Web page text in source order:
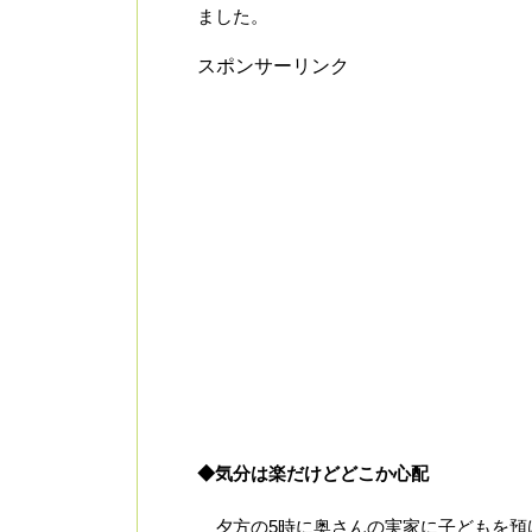
ました。
スポンサーリンク
◆気分は楽だけどどこか心配
夕方の5時に奥さんの実家に子どもを預